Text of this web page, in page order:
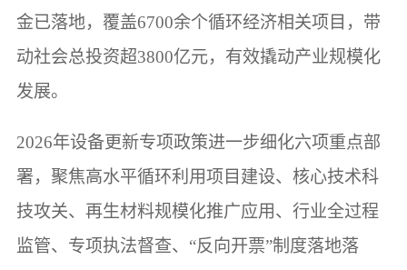
金已落地，覆盖6700余个循环经济相关项目，带
动社会总投资超3800亿元，有效撬动产业规模化
发展。
2026年设备更新专项政策进一步细化六项重点部
署，聚焦高水平循环利用项目建设、核心技术科
技攻关、再生材料规模化推广应用、行业全过程
监管、专项执法督查、“反向开票”制度落地落